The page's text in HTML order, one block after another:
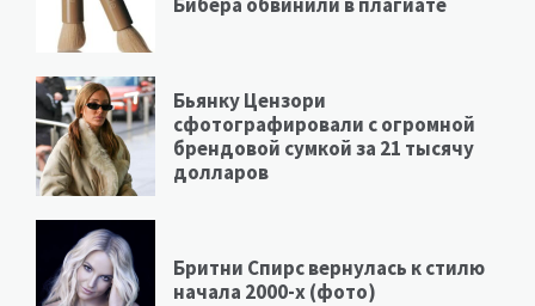
Бьянку Цензори
сфотографировали с огромной
брендовой сумкой за 21 тысячу
долларов
Бритни Спирс вернулась к стилю
начала 2000-х (фото)